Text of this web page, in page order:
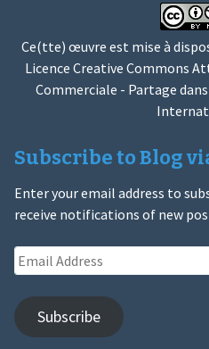
Ce(tte) œuvre est mise à
Licence Creative Commons
Commerciale - Partage
Subscribe to Blog
Enter your email address to
receive notifications of new
Email
Address
Subscribe